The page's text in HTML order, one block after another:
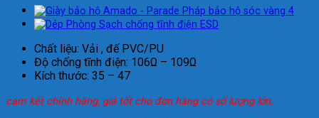
Chất liệu: Vải , đế PVC/PU
Độ chống tĩnh điện: 106Ω – 109Ω
Kích thước: 35 – 47
cam kết chính hãng, giá tốt cho đơn hàng có số lượng lớn.